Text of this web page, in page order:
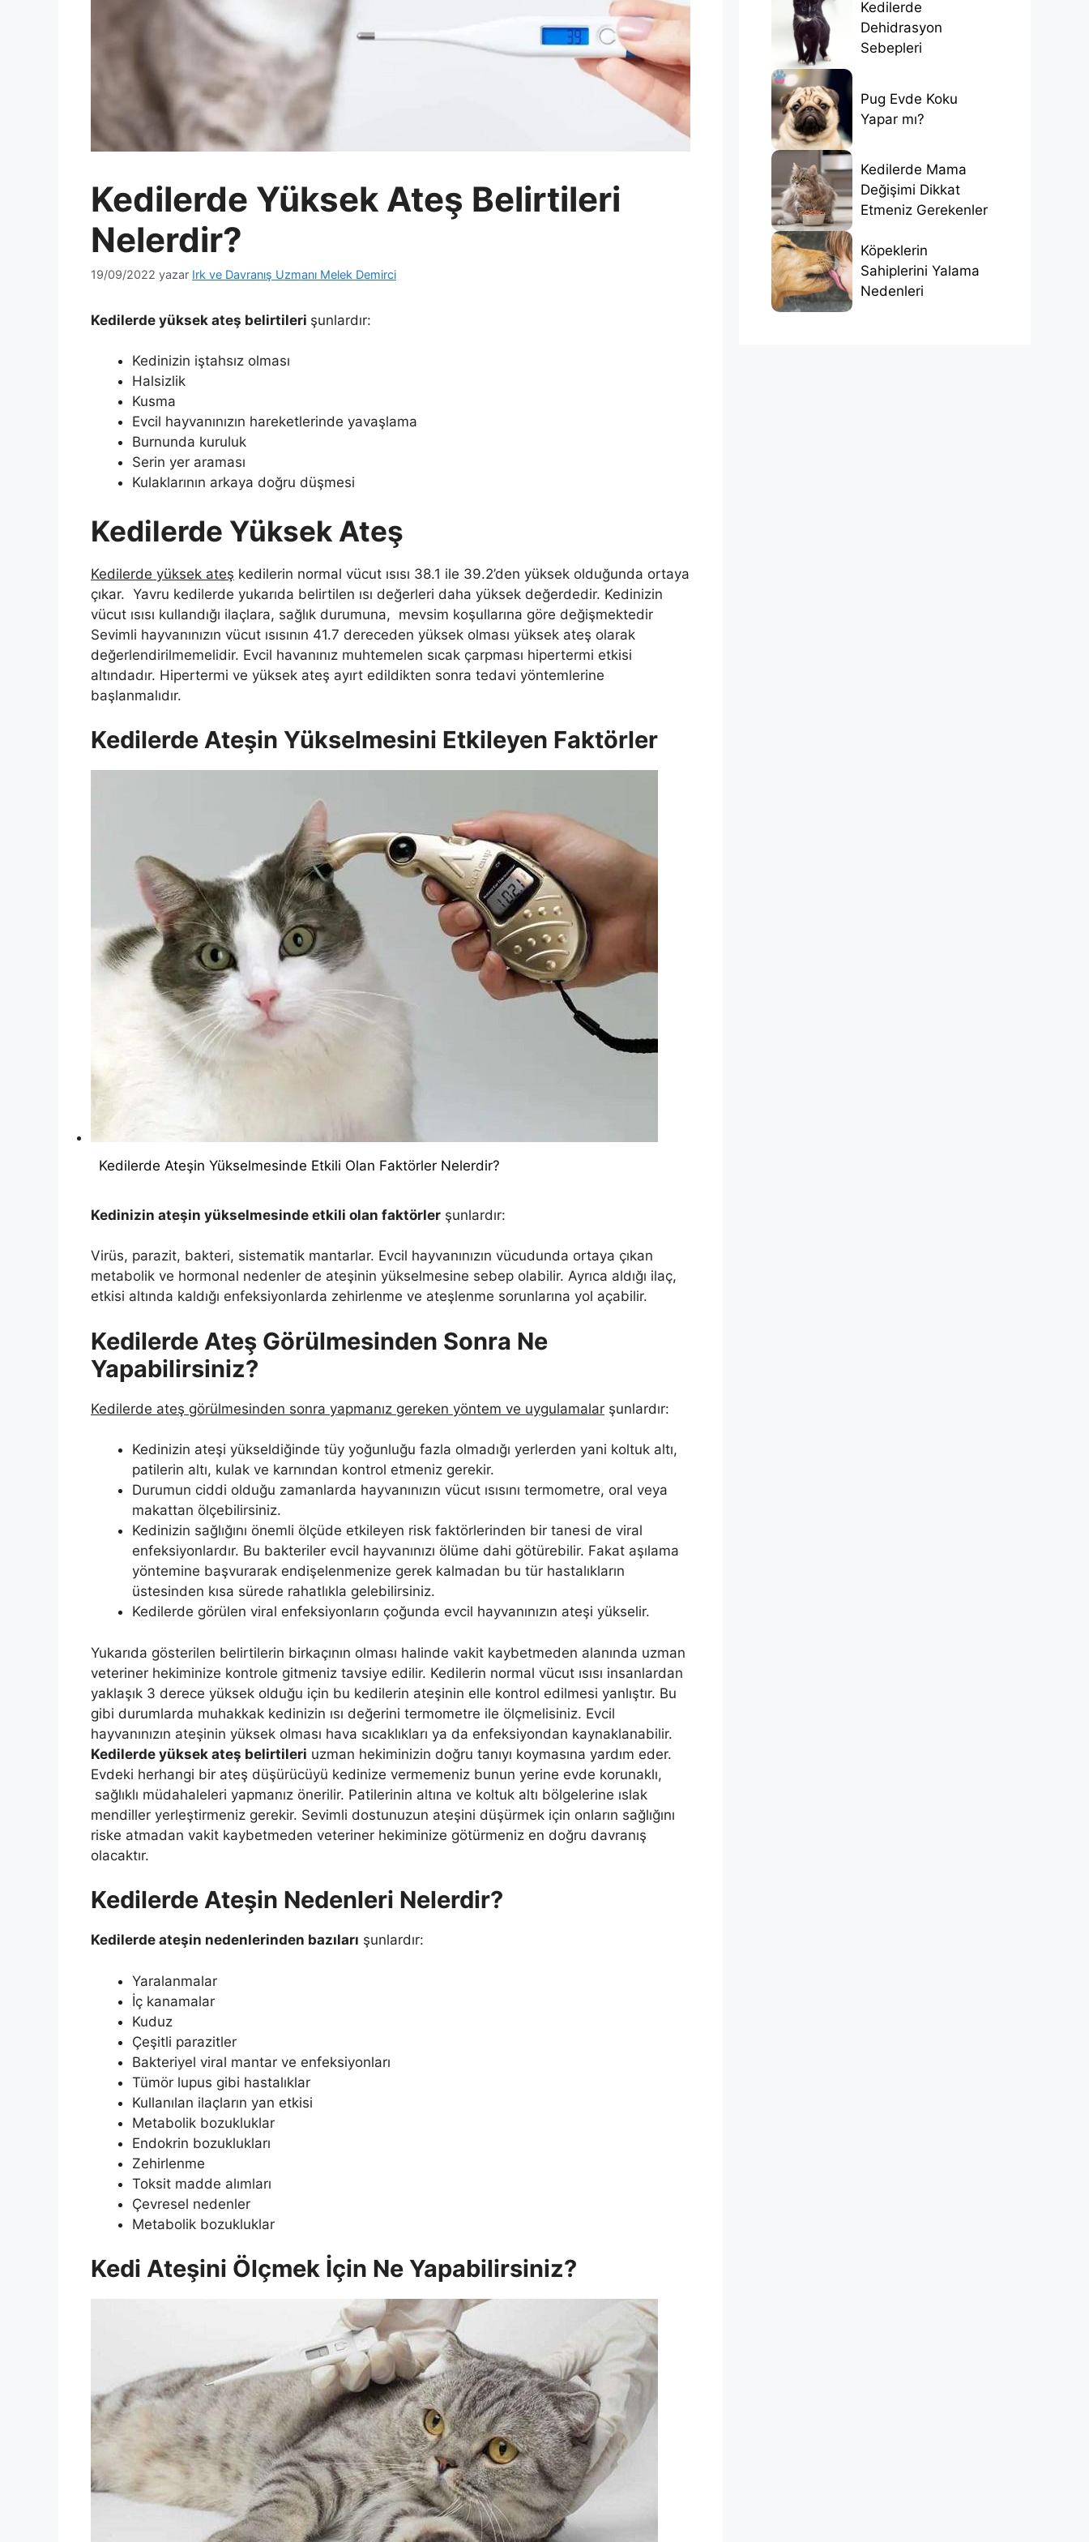
Kedilerde Yüksek Ateş Belirtileri
Nelerdir?
19/09/2022 yazar Irk ve Davranış Uzmanı Melek Demirci
Kedilerde yüksek ateş belirtileri şunlardır:
Kedinizin iştahsız olması
Halsizlik
Kusma
Evcil hayvanınızın hareketlerinde yavaşlama
Burnunda kuruluk
Serin yer araması
Kulaklarının arkaya doğru düşmesi
Kedilerde Yüksek Ateş
Kedilerde yüksek ateş kedilerin normal vücut ısısı 38.1 ile 39.2’den yüksek olduğunda ortaya
çıkar. Yavru kedilerde yukarıda belirtilen ısı değerleri daha yüksek değerdedir. Kedinizin
vücut ısısı kullandığı ilaçlara, sağlık durumuna, mevsim koşullarına göre değişmektedir
Sevimli hayvanınızın vücut ısısının 41.7 dereceden yüksek olması yüksek ateş olarak
değerlendirilmemelidir. Evcil havanınız muhtemelen sıcak çarpması hipertermi etkisi
altındadır. Hipertermi ve yüksek ateş ayırt edildikten sonra tedavi yöntemlerine
başlanmalıdır.
Kedilerde Ateşin Yükselmesini Etkileyen Faktörler
Kedilerde Ateşin Yükselmesinde Etkili Olan Faktörler Nelerdir?
Kedinizin ateşin yükselmesinde etkili olan faktörler şunlardır:
Virüs, parazit, bakteri, sistematik mantarlar. Evcil hayvanınızın vücudunda ortaya çıkan
metabolik ve hormonal nedenler de ateşinin yükselmesine sebep olabilir. Ayrıca aldığı ilaç,
etkisi altında kaldığı enfeksiyonlarda zehirlenme ve ateşlenme sorunlarına yol açabilir.
Kedilerde Ateş Görülmesinden Sonra Ne
Yapabilirsiniz?
Kedilerde ateş görülmesinden sonra yapmanız gereken yöntem ve uygulamalar şunlardır:
Kedinizin ateşi yükseldiğinde tüy yoğunluğu fazla olmadığı yerlerden yani koltuk altı,
patilerin altı, kulak ve karnından kontrol etmeniz gerekir.
Durumun ciddi olduğu zamanlarda hayvanınızın vücut ısısını termometre, oral veya
makattan ölçebilirsiniz.
Kedinizin sağlığını önemli ölçüde etkileyen risk faktörlerinden bir tanesi de viral
enfeksiyonlardır. Bu bakteriler evcil hayvanınızı ölüme dahi götürebilir. Fakat aşılama
yöntemine başvurarak endişelenmenize gerek kalmadan bu tür hastalıkların
üstesinden kısa sürede rahatlıkla gelebilirsiniz.
Kedilerde görülen viral enfeksiyonların çoğunda evcil hayvanınızın ateşi yükselir.
Yukarıda gösterilen belirtilerin birkaçının olması halinde vakit kaybetmeden alanında uzman
veteriner hekiminize kontrole gitmeniz tavsiye edilir. Kedilerin normal vücut ısısı insanlardan
yaklaşık 3 derece yüksek olduğu için bu kedilerin ateşinin elle kontrol edilmesi yanlıştır. Bu
gibi durumlarda muhakkak kedinizin ısı değerini termometre ile ölçmelisiniz. Evcil
hayvanınızın ateşinin yüksek olması hava sıcaklıkları ya da enfeksiyondan kaynaklanabilir.
Kedilerde yüksek ateş belirtileri uzman hekiminizin doğru tanıyı koymasına yardım eder.
Evdeki herhangi bir ateş düşürücüyü kedinize vermemeniz bunun yerine evde korunaklı,
sağlıklı müdahaleleri yapmanız önerilir. Patilerinin altına ve koltuk altı bölgelerine ıslak
mendiller yerleştirmeniz gerekir. Sevimli dostunuzun ateşini düşürmek için onların sağlığını
riske atmadan vakit kaybetmeden veteriner hekiminize götürmeniz en doğru davranış
olacaktır.
Kedilerde Ateşin Nedenleri Nelerdir?
Kedilerde ateşin nedenlerinden bazıları şunlardır:
Yaralanmalar
İç kanamalar
Kuduz
Çeşitli parazitler
Bakteriyel viral mantar ve enfeksiyonları
Tümör lupus gibi hastalıklar
Kullanılan ilaçların yan etkisi
Metabolik bozukluklar
Endokrin bozuklukları
Zehirlenme
Toksit madde alımları
Çevresel nedenler
Metabolik bozukluklar
Kedi Ateşini Ölçmek İçin Ne Yapabilirsiniz?
Kedilerde
Dehidrasyon
Sebepleri
Pug Evde Koku
Yapar mı?
Kedilerde Mama
Değişimi Dikkat
Etmeniz Gerekenler
Köpeklerin
Sahiplerini Yalama
Nedenleri